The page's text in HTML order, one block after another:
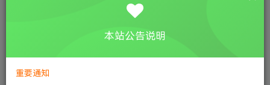
①下载安装教程 ②下载安装视频教程 ③ 游戏运行
本站公告说明
重要通知